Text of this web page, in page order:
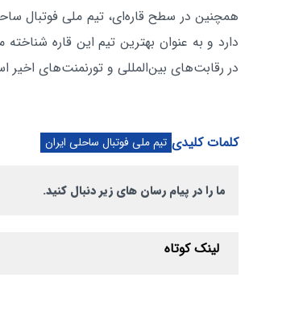
همچنین در سطح قاره‌ای، تیم ملی فوتبال
دارد و به عنوان بهترین تیم این قاره
در رقابت‌های بین‌المللی و تورنمنت‌های اخیر
کلمات کلیدی تیم ملی فوتبال ساحلی ایران
ما را در پیام رسان های زیر دنبال کنید.
لینک کوتاه